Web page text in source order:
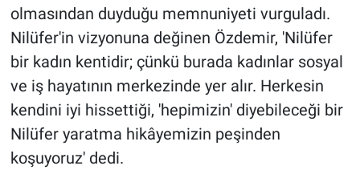
olmasından duyduğu memnuniyeti vurguladı.
Nilüfer'in vizyonuna değinen Özdemir, 'Nilüfer
bir kadın kentidir; çünkü burada kadınlar sosyal
ve iş hayatının merkezinde yer alır. Herkesin
kendini iyi hissettiği, 'hepimizin' diyebileceği bir
Nilüfer yaratma hikâyemizin peşinden
koşuyoruz' dedi.